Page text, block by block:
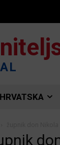
HRVATSKA